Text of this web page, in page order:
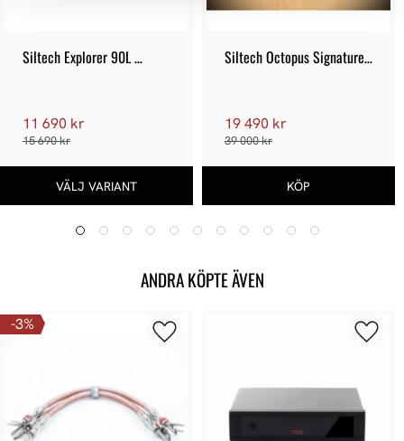
Siltech Explorer 90L
11 690 kr
15 690 kr
Siltech Octopus Signature
19 490 kr
39 000 kr
ANDRA KÖPTE ÄVEN
3%